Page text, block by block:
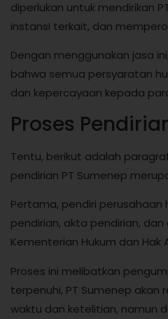
diperlukan untuk mendirikan
instansi terkait, dan
Dengan menggunakan jasa
bahwa semua persyaratan
dan kepercayaan kepada
Proses
Tentu, berikut adalah
pendirian PT Sumenep
Pertama, pendiri
pendirian, akta pendirian,
Kementerian Hukum dan Hak
Proses ini melibatkan
terpenuhi, PT Sumenep
waktu dan ketelitian, namun